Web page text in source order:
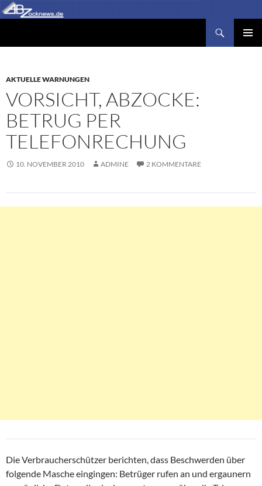
Zum
Inhalt
AKTUELLE WARNUNGEN
VORSICHT, ABZOCKE:
BETRUG PER
TELEFONRECHUNG
10. NOVEMBER 2010 ADMINE 2 KOMMENTARE
Die Verbraucherschützer berichten, dass Beschwerden über
folgende Masche eingingen: Betrüger rufen an und ergaunern